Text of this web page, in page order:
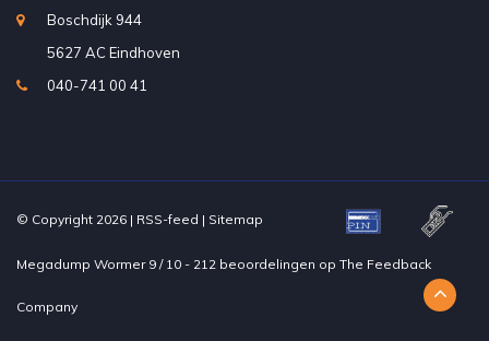
Boschdijk 944
5627 AC Eindhoven
040-741 00 41
© Copyright 2026 | RSS-feed | Sitemap
Megadump Wormer 9 / 10 - 212 beoordelingen op The Feedback
Company